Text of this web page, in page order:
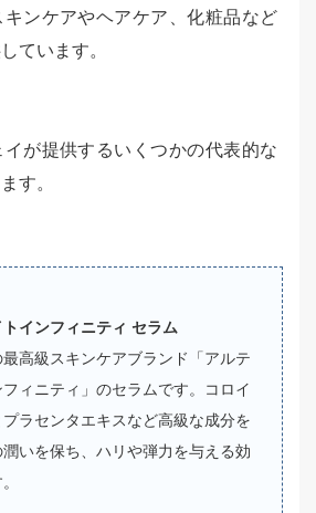
ンケアやヘアケア、化粧品など
ています。
イが提供するいくつかの代表的な
す。
インフィニティ セラム
高級スキンケアブランド「アルテ
フィニティ」のセラムです。コロイ
プラセンタエキスなど高級な成分を
いを保ち、ハリや弾力を与える効